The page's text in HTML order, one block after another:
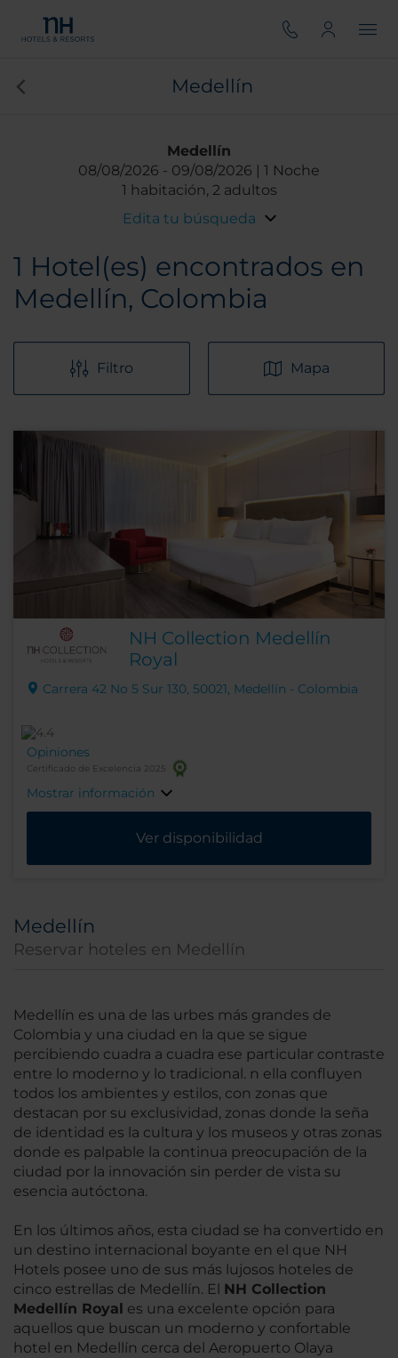
Medellín
Medellín
08/08/2026
09/08/2026
1 Noche
1 habitación, 2 adultos
Edita tu búsqueda
1 Hotel(es) encontrados en
Medellín, Colombia
Filtro Mapa
NH Collection Medellín
Royal
Carrera 42 No 5 Sur 130, 50021, Medellín - Colombia
Opiniones
Certificado de Excelencia 2025
Mostrar información
Ver disponibilidad
Medellín
Reservar hoteles en Medellín
Medellín es una de las urbes más grandes de
Colombia y una ciudad en la que se sigue
percibiendo cuadra a cuadra ese particular contraste
entre lo moderno y lo tradicional. n ella confluyen
todos los ambientes y estilos, con zonas que
destacan por su exclusividad, zonas donde la seña
de identidad es la cultura y los museos y otras zonas
donde es palpable la continua preocupación de la
ciudad por la innovación sin perder de vista su
esencia autóctona.
En los últimos años, esta ciudad se ha convertido en
un destino internacional boyante en el que NH
Hotels posee uno de sus más lujosos hoteles de
cinco estrellas de Medellín. El NH Collection
Medellín Royal es una excelente opción para
aquellos que buscan un moderno y confortable
hotel en Medellín cerca del Aeropuerto Olaya